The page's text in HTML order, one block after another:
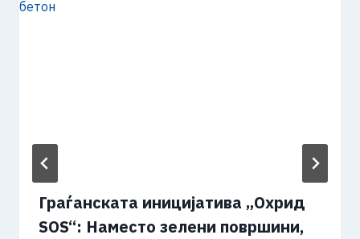
Граѓанската иницијатива „Охрид
SOS“: Наместо зелени површини,